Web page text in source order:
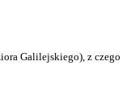
Galilejskiego), z czego